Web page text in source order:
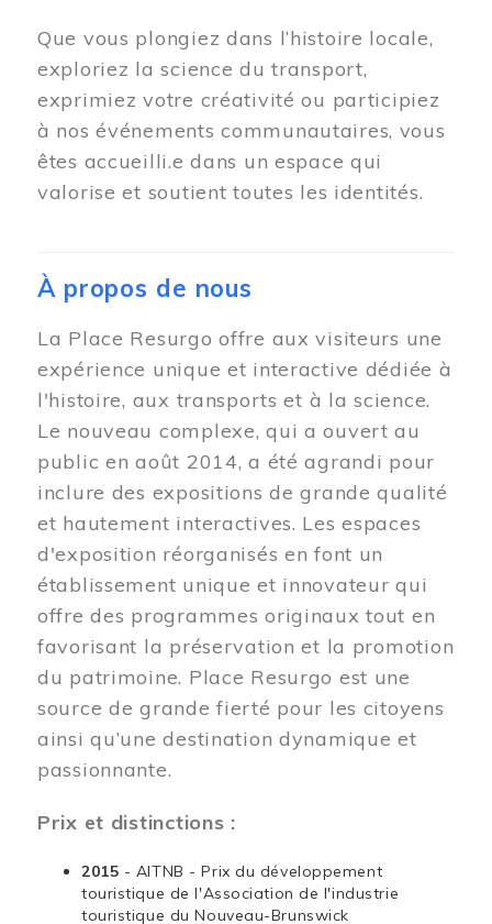
Que vous plongiez dans l’histoire locale,
exploriez la science du transport,
exprimiez votre créativité ou participiez
à nos événements communautaires, vous
êtes accueilli.e dans un espace qui
valorise et soutient toutes les identités.
À propos de nous
La Place Resurgo offre aux visiteurs une
expérience unique et interactive dédiée à
l'histoire, aux transports et à la science.
Le nouveau complexe, qui a ouvert au
public en août 2014, a été agrandi pour
inclure des expositions de grande qualité
et hautement interactives. Les espaces
d'exposition réorganisés en font un
établissement unique et innovateur qui
offre des programmes originaux tout en
favorisant la préservation et la promotion
du patrimoine. Place Resurgo est une
source de grande fierté pour les citoyens
ainsi qu’une destination dynamique et
passionnante.
Prix et distinctions :
2015 - AITNB - Prix du développement
touristique de l'Association de l'industrie
touristique du Nouveau-Brunswick